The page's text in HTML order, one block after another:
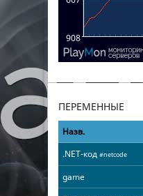
ПЕРЕМЕННЫЕ
Назв.
.NET-код #netcode
game